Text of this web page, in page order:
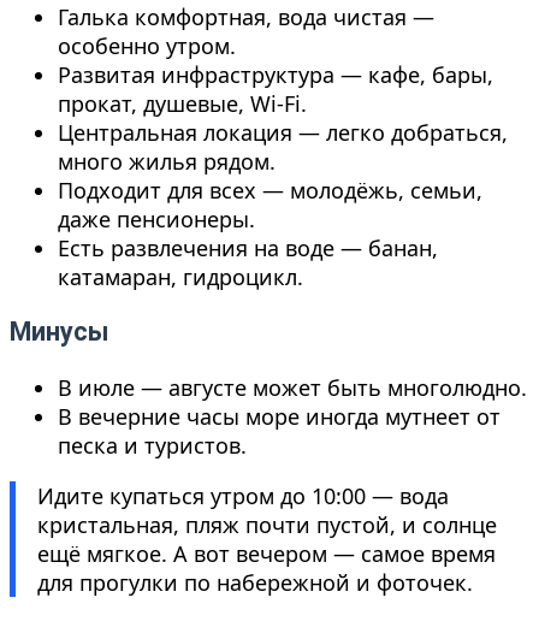
Галька комфортная, вода чистая —
особенно утром.
Развитая инфраструктура — кафе, бары,
прокат, душевые, Wi-Fi.
Центральная локация — легко добраться,
много жилья рядом.
Подходит для всех — молодёжь, семьи,
даже пенсионеры.
Есть развлечения на воде — банан,
катамаран, гидроцикл.
Минусы
В июле — августе может быть многолюдно.
В вечерние часы море иногда мутнеет от
песка и туристов.
Идите купаться утром до 10:00 — вода
кристальная, пляж почти пустой, и солнце
ещё мягкое. А вот вечером — самое время
для прогулки по набережной и фоточек.